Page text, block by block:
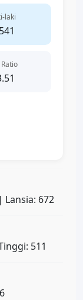
laki
672
511